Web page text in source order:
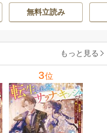
6年 vol.1063 1巻
おおつきちずる
レベッカ･ヨーク
ーディ/海野みつる
サラ･ウッド/流
水凛子
無料立読み
ザ
もっと見る
3位